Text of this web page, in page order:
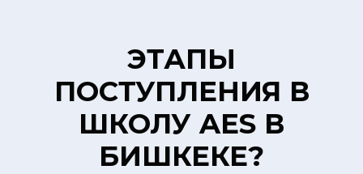
ЭТАПЫ
ПОСТУПЛЕНИЯ В
ШКОЛУ AES В
БИШКЕКЕ?